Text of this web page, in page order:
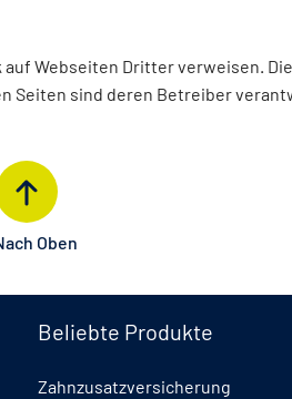
Webseiten Dritter verweisen.
Seiten sind deren Betreiber
Oben
Beliebte Produkte
Zahnzusatzversicherung